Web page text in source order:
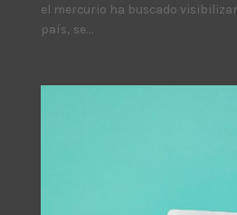
el mercurio ha buscado
país, se...